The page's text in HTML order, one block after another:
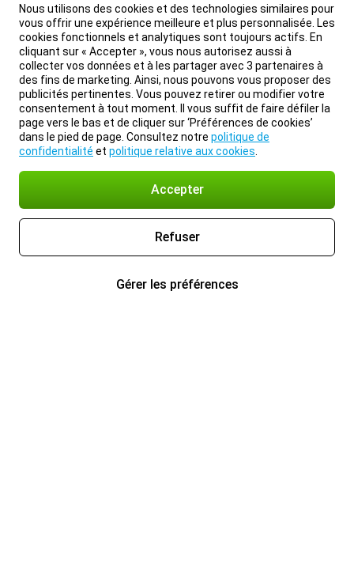
Nous utilisons des cookies et des technologies similaires pour
vous offrir une expérience meilleure et plus personnalisée. Les
cookies fonctionnels et analytiques sont toujours actifs. En
cliquant sur « Accepter », vous nous autorisez aussi à
collecter vos données et à les partager avec 3 partenaires à
des fins de marketing. Ainsi, nous pouvons vous proposer des
publicités pertinentes. Vous pouvez retirer ou modifier votre
consentement à tout moment. Il vous suffit de faire défiler la
page vers le bas et de cliquer sur ‘Préférences de cookies’
dans le pied de page. Consultez notre politique de
confidentialité et politique relative aux cookies
Accepter
Refuser
Gérer les préférences